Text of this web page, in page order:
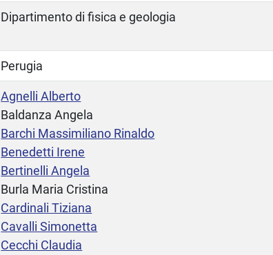
Dipartimento di fisica e geologia
Perugia
Agnelli Alberto
Baldanza Angela
Barchi Massimiliano Rinaldo
Benedetti Irene
Bertinelli Angela
Burla Maria Cristina
Cardinali Tiziana
Cavalli Simonetta
Cecchi Claudia